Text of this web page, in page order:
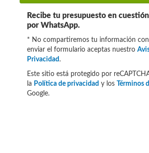
Recibe tu presupuesto en
por WhatsApp.
* No compartiremos tu información con
enviar el formulario aceptas nuestro
Privacidad .
Este sitio está protegido por
la Política de privacidad y los Términos
Google.